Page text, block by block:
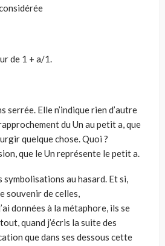
de 1 + a/1.
serrée. Elle n’indique rien d’autre
du Un au petit a, que
quelque chose. Quoi ?
que le Un représente le petit a.
symbolisations au hasard. Et si,
souvenir de celles,
données à la métaphore, ils se
quand j’écris la suite des
que dans ses dessous cette